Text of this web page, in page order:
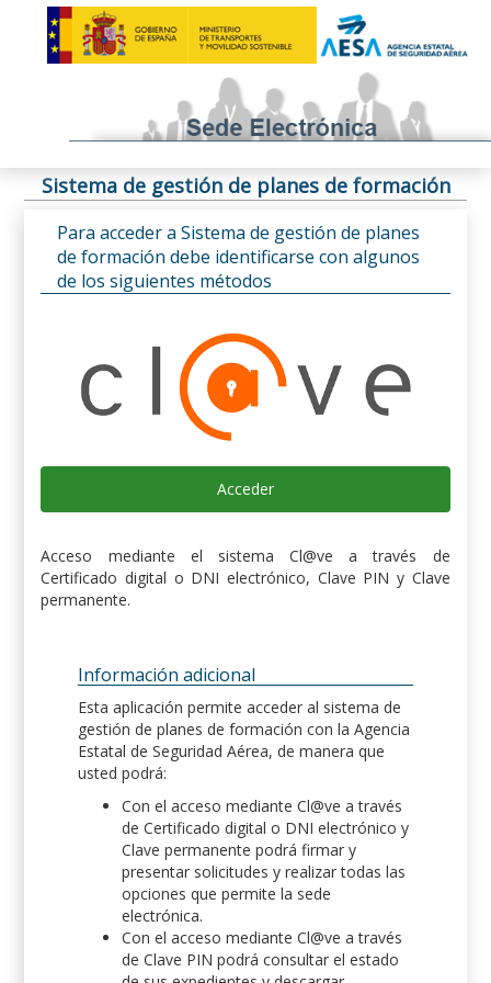
Sistema de gestión de planes de formación
Para acceder a Sistema de gestión de planes
de formación debe identificarse con algunos
de los siguientes métodos
Acceder
Acceso mediante el sistema Cl@ve a través de
Certificado digital o DNI electrónico, Clave PIN y Clave
permanente.
Información adicional
Esta aplicación permite acceder al sistema de
gestión de planes de formación con la Agencia
Estatal de Seguridad Aérea, de manera que
usted podrá:
Con el acceso mediante Cl@ve a través
de Certificado digital o DNI electrónico y
Clave permanente podrá firmar y
presentar solicitudes y realizar todas las
opciones que permite la sede
electrónica.
Con el acceso mediante Cl@ve a través
de Clave PIN podrá consultar el estado